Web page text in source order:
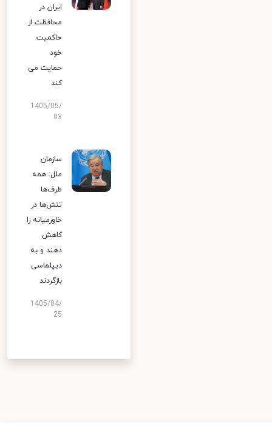
ایران در
محافظت از
حاکمیت
خود
حمایت می
کند
1405/05/
03
سازمان
ملل: همه
طرف‌ها
تنش‌ها در
خاورمیانه را
کاهش
دهند و به
دیپلماسی
بازگردند
1405/04/
25